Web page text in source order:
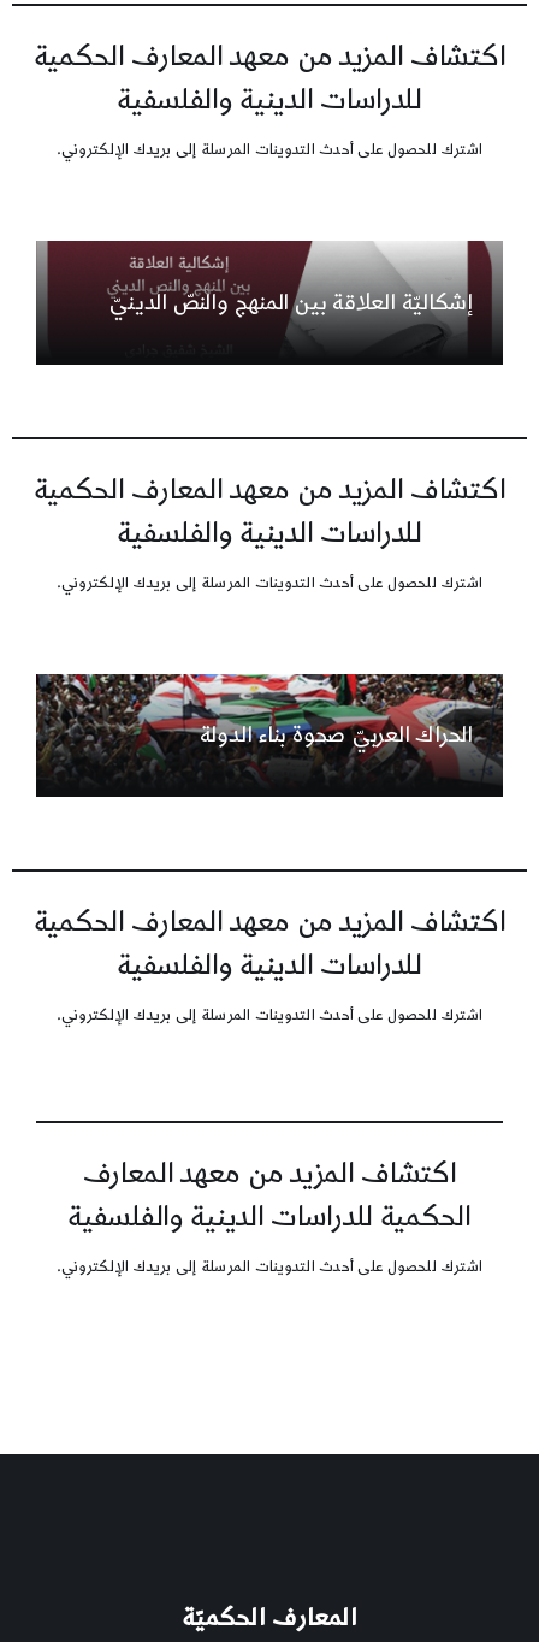
اكتشاف المزيد من معهد المعارف الحكمية
للدراسات الدينية والفلسفية
اشترك للحصول على أحدث التدوينات المرسلة إلى بريدك الإلكتروني.
إشكاليّة العلاقة بين المنهج والنصّ الدينيّ
اكتشاف المزيد من معهد المعارف الحكمية
للدراسات الدينية والفلسفية
اشترك للحصول على أحدث التدوينات المرسلة إلى بريدك الإلكتروني.
الحراك العربيّ صحوة بناء الدولة
اكتشاف المزيد من معهد المعارف الحكمية
للدراسات الدينية والفلسفية
اشترك للحصول على أحدث التدوينات المرسلة إلى بريدك الإلكتروني.
اكتشاف المزيد من معهد المعارف
الحكمية للدراسات الدينية والفلسفية
اشترك للحصول على أحدث التدوينات المرسلة إلى بريدك الإلكتروني.
المعارف الحكميّة